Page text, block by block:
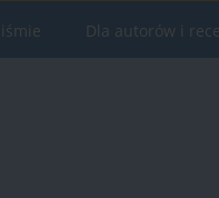
Dla autorów i